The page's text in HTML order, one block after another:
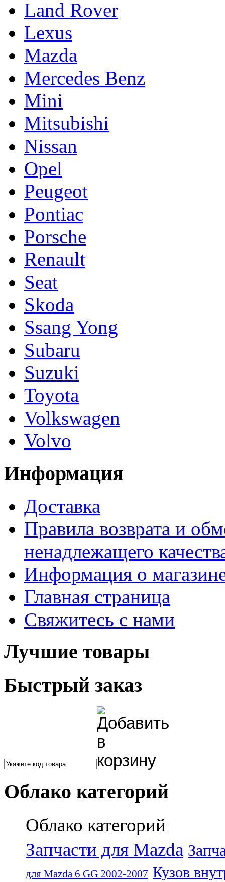
Land Rover
Lexus
Mazda
Mercedes Benz
Mini
Mitsubishi
Nissan
Opel
Peugeot
Pontiac
Porsche
Renault
Seat
Skoda
Ssang Yong
Subaru
Suzuki
Toyota
Volkswagen
Volvo
Информация
Доставка
Правила возврата и
ненадлежащего
Информация о
Главная страница
Свяжитесь с нами
Лучшие товары
Быстрый заказ
Облако категорий
Облако категорий
Запчасти для Mazda
для Mazda 6 GG 2002-2007 Кузов